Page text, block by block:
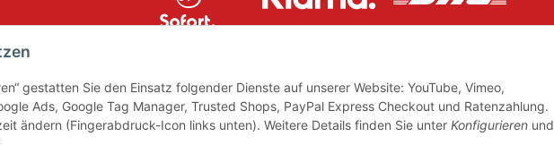
gestatten Sie den Einsatz folgender Dienste auf unserer Website: YouTube, Vimeo,
Ads, Google Tag Manager, Trusted Shops, PayPal Express Checkout und Ratenzahlung.
ändern (Fingerabdruck-Icon links unten). Weitere Details finden Sie unter Konfigurieren und